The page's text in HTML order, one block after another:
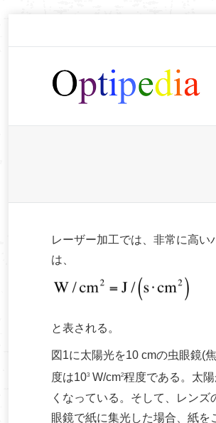
レーザー加工では、非常に高
は、
と表される。
図1に太陽光を10 cmの虫眼鏡(
度は103 W/cm2程度である。太
くなっている。そして、レン
眼鏡で紙に集光した場合、紙を